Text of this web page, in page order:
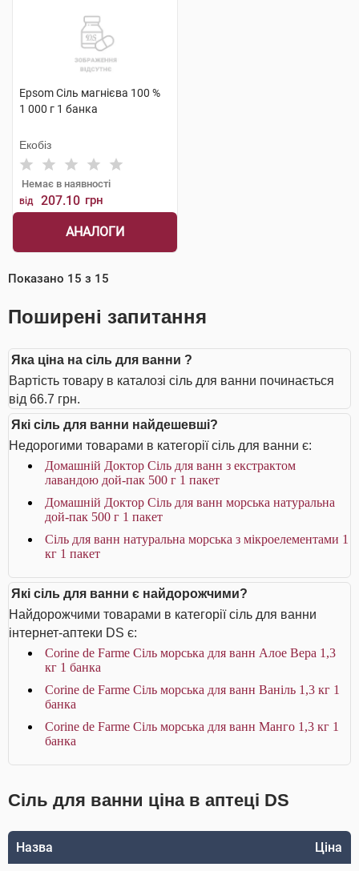
Epsom Сіль магнієва 100 %
1 000 г 1 банка
Екобіз
Немає в наявності
від 207.10 грн
АНАЛОГИ
Показано 15 з 15
Поширені запитання
Яка ціна на сіль для ванни ?
Вартість товару в каталозі сіль для ванни починається
від 66.7 грн.
Які сіль для ванни найдешевші?
Недорогими товарами в категорії сіль для ванни є:
Домашній Доктор Сіль для ванн з екстрактом
лавандою дой-пак 500 г 1 пакет
Домашній Доктор Сіль для ванн морська натуральна
дой-пак 500 г 1 пакет
Сіль для ванн натуральна морська з мікроелементами 1
кг 1 пакет
Які сіль для ванни є найдорожчими?
Найдорожчими товарами в категорії сіль для ванни
інтернет-аптеки DS є:
Corine de Farme Сіль морська для ванн Алое Вера 1,3
кг 1 банка
Corine de Farme Сіль морська для ванн Ваніль 1,3 кг 1
банка
Corine de Farme Сіль морська для ванн Манго 1,3 кг 1
банка
Сіль для ванни ціна в аптеці DS
Назва Ціна